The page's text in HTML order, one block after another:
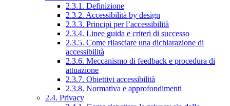
2.3.1. Definizione
2.3.2. Accessibilità by design
2.3.3. Principi per l’accessibilità
2.3.4. Linee guida e criteri di successo
2.3.5. Come rilasciare una dichiarazione di
accessibilità
2.3.6. Meccanismo di feedback e procedura di
attuazione
2.3.7. Obiettivi accessibilità
2.3.8. Normativa e approfondimenti
2.4. Privacy